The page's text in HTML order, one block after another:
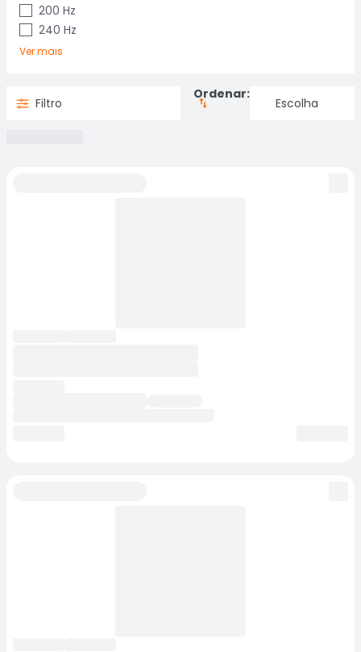
200 Hz
240 Hz
Ver mais
Filtro
Ordenar: